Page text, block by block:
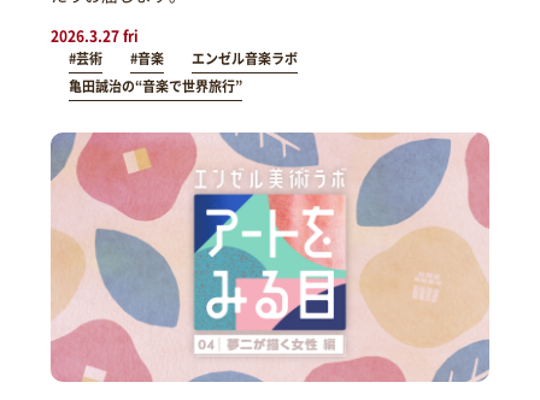
2026.3.27 fri
#芸術 #音楽
エンゼル音楽ラボ
亀田誠治の“音楽で世界旅行”